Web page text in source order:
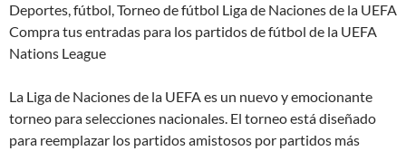
Deportes, fútbol, Torneo de fútbol Liga de Naciones de la UEFA
Compra tus entradas para los partidos de fútbol de la UEFA
Nations League
La Liga de Naciones de la UEFA es un nuevo y emocionante
torneo para selecciones nacionales. El torneo está diseñado
para reemplazar los partidos amistosos por partidos más